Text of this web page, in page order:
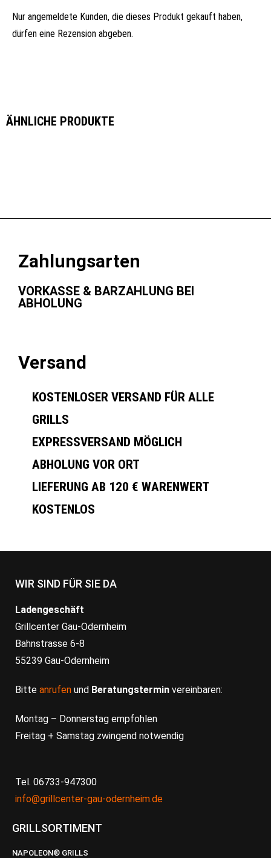
Nur angemeldete Kunden, die dieses Produkt gekauft haben,
dürfen eine Rezension abgeben.
ÄHNLICHE PRODUKTE
Zahlungsarten
VORKASSE & BARZAHLUNG BEI
ABHOLUNG
Versand
KOSTENLOSER VERSAND FÜR ALLE
GRILLS
EXPRESSVERSAND MÖGLICH
ABHOLUNG VOR ORT
LIEFERUNG AB 120 € WARENWERT
KOSTENLOS
WIR SIND FÜR SIE DA
Ladengeschäft
Grillcenter Gau-Odernheim
Bahnstrasse 6-8
55239 Gau-Odernheim
Bitte anrufen und Beratungstermin vereinbaren:
Montag – Donnerstag empfohlen
Freitag + Samstag zwingend notwendig
Tel. 06733-947300
info@grillcenter-gau-odernheim.de
GRILLSORTIMENT
NAPOLEON® GRILLS